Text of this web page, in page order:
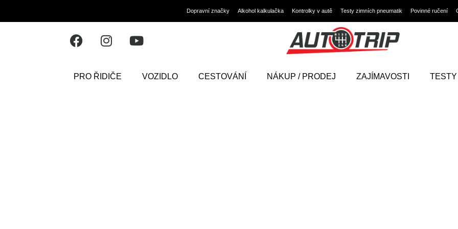
Dopravní značky Alkohol kalkulačka Kontrolky v autě Testy zimních pneumatik Povinné ručení
PRO ŘIDIČE VOZIDLO CESTOVÁNÍ NÁKUP / PRODEJ ZAJÍMAVOSTI TESTY